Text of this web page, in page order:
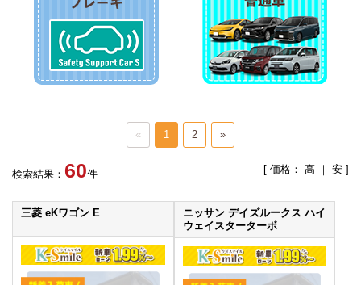
« 1 2 »
検索結果： 60件 [ 価格： 高 ｜ 安 ]
三菱 eKワゴン E
ニッサン デイズルークス ハイ
ウェイスターターボ